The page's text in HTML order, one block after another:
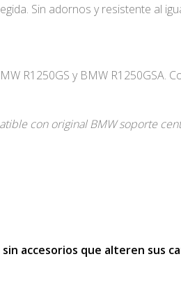
Sin adornos y resistente al
R1250GS y BMW R1250GSA.
con original BMW soporte
accesorios que alteren sus